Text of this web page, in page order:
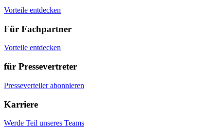
Vorteile entdecken
Für Fachpartner
Vorteile entdecken
für Pressevertreter
Presseverteiler abonnieren
Karriere
Werde Teil unseres Teams